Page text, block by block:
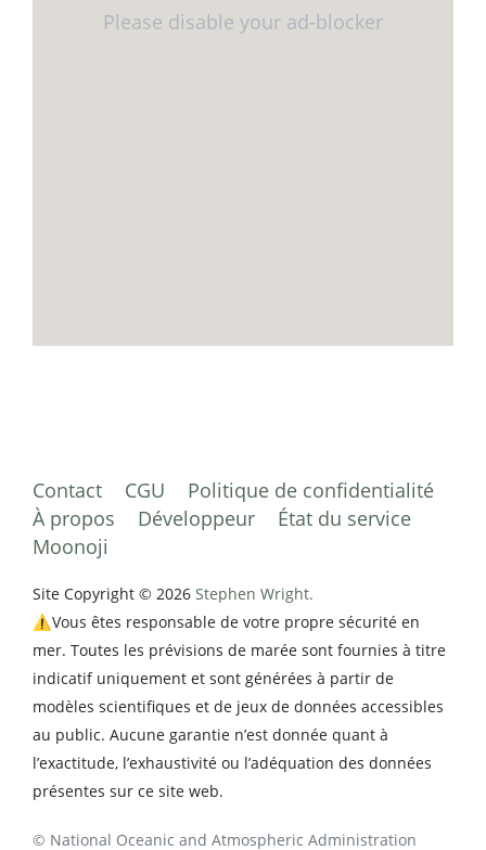
Contact CGU
Politique de confidentialité
À propos
Développeur
État du service
Moonoji
Site Copyright © 2026 Stephen Wright.
⚠️Vous êtes responsable de votre propre sécurité en
mer. Toutes les prévisions de marée sont fournies à titre
indicatif uniquement et sont générées à partir de
modèles scientifiques et de jeux de données accessibles
au public. Aucune garantie n’est donnée quant à
l’exactitude, l’exhaustivité ou l’adéquation des données
présentes sur ce site web.
© National Oceanic and Atmospheric Administration